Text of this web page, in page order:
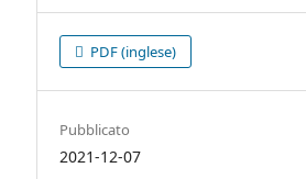
PDF (inglese)
Pubblicato
2021-12-07